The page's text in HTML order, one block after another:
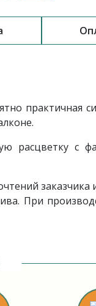
практичная
расцветку с
заказчика
При